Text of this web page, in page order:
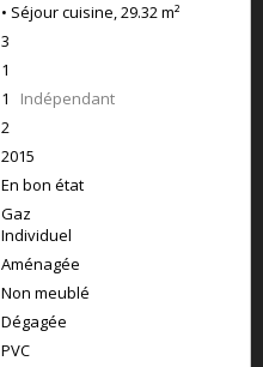
• Séjour cuisine, 29.32 m²
3
1
1 Indépendant
2
2015
En bon état
Gaz
Individuel
Aménagée
Non meublé
Dégagée
PVC